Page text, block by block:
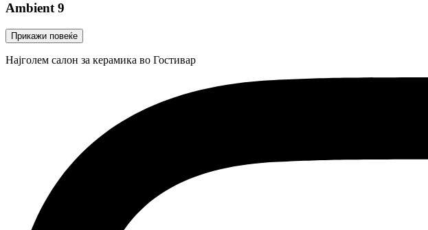
Ambient 9
Прикажи повеќе
Најголем салон за керамика во Гостивар